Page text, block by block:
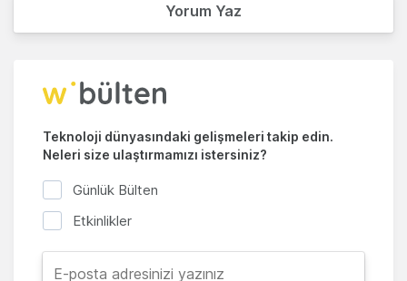
Yorum Yaz
Teknoloji dünyasındaki gelişmeleri takip edin.
Neleri size ulaştırmamızı istersiniz?
Günlük Bülten
Etkinlikler